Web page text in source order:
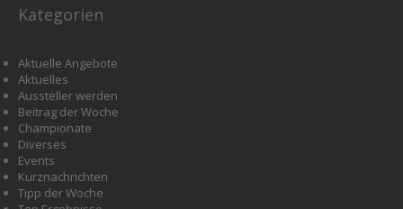
Kategorien
Aktuelle Angebote
Aktuelles
Aussteller werden
Beitrag der Woche
Championate
Diverses
Events
Kurznachrichten
Tipp der Woche